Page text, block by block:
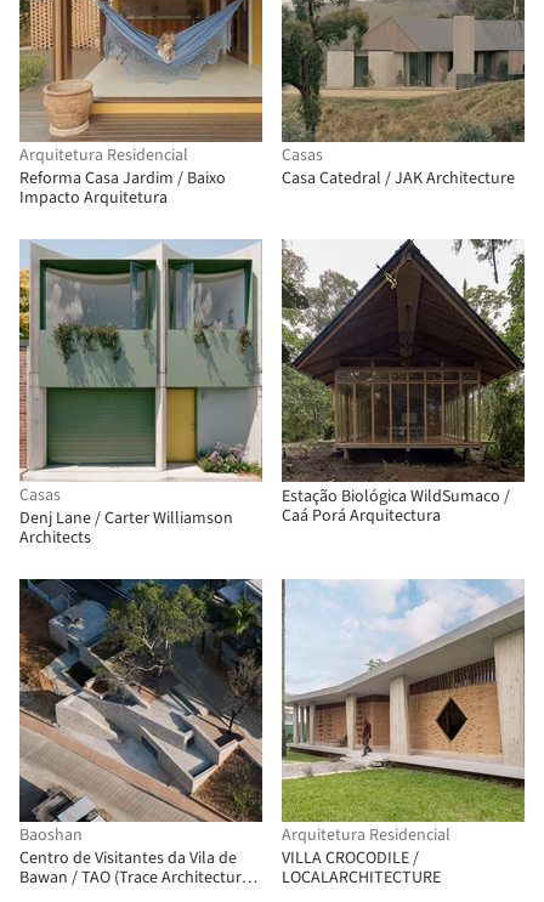
Arquitetura Residencial
Reforma Casa Jardim / Baixo
Impacto Arquitetura
Casas
Casa Catedral / JAK Architecture
Casas
Denj Lane / Carter Williamson
Architects
Estação Biológica WildSumaco /
Caá Porá Arquitectura
Baoshan
Centro de Visitantes da Vila de
Bawan / TAO (Trace Architecture
Arquitetura Residencial
VILLA CROCODILE /
LOCALARCHITECTURE